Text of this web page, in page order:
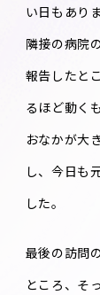
い日もあり
隣接の病院
報告したと
るほど動く
おなかが大
し、今日も
した。
最後の訪問
ところ、そ